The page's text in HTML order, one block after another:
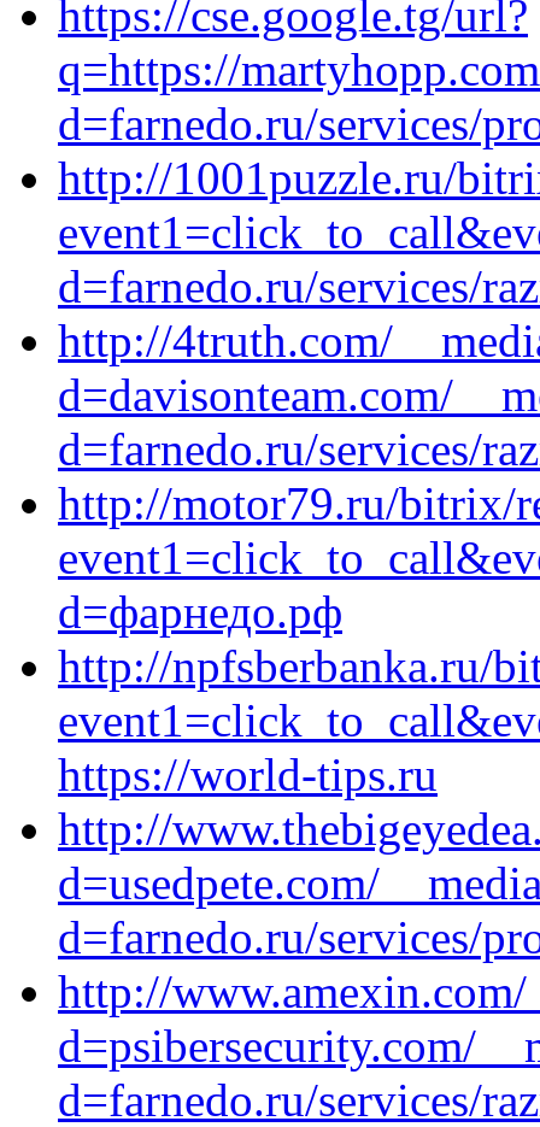
https://cse.google.tg/url?
q=https://
d=farnedo.ru/services/
http://1001puzzle.ru/
d=farnedo.ru/services/
http://4truth.com/
d=davisonteam.com/
d=farnedo.ru/services/
http://motor79.ru/bitrix/
d=фарнедо.рф
http://npfsberbanka.ru/
https://world-tips.ru
http://
d=usedpete.com/
d=farnedo.ru/services/
http://www.amexin.com/
d=psibersecurity.com/
d=farnedo.ru/services/